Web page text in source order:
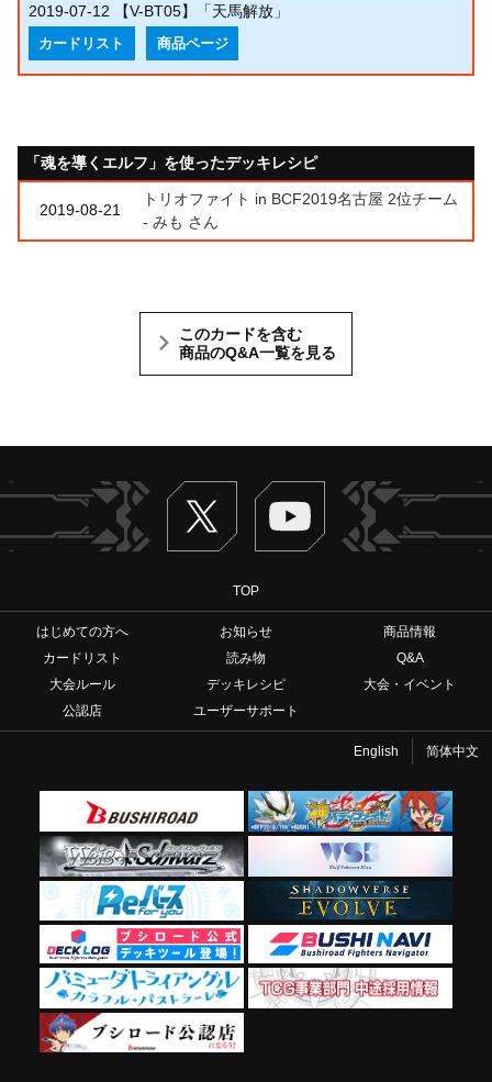
2019-07-12 【V-BT05】「天馬解放」
カードリスト 商品ページ
「魂を導くエルフ」を使ったデッキレシピ
2019-08-21
トリオファイト in BCF2019名古屋 2位チーム
- みも さん
このカードを含む
商品のQ&A一覧を見る
Twitter ヴァンガードch
TOP
はじめての方へ お知らせ
商品情報
カードリスト
読み物
Q&A
大会ルール
デッキレシピ
大会・イベント
公認店
ユーザーサポート
English 简体中文